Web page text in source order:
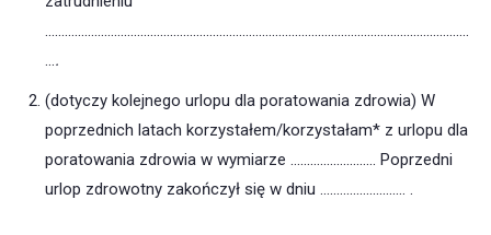
…………………………………………………………………………………………………………………
….
(dotyczy kolejnego urlopu dla poratowania zdrowia) W
poprzednich latach korzystałem/korzystałam* z urlopu dla
poratowania zdrowia w wymiarze ……….……………. Poprzedni
urlop zdrowotny zakończył się w dniu …………….………. .